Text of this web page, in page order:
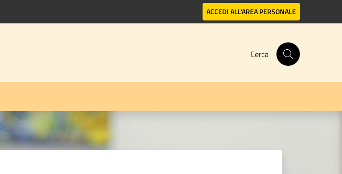
ACCEDI ALL'AREA PERSONALE
Cerca